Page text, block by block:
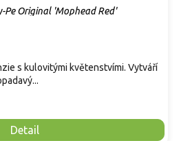
Original 'Mophead Red'
Detail
s kulovitými květenstvími. Vytváří